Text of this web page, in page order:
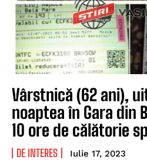
Vârstnică (62 ani),
noaptea în Gara din
10 ore de călătorie
DE INTERES Iulie 17, 2023